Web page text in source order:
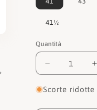
41½
Quantità
Quantità
Diminuisci
quantità
per
Scorte ridotte